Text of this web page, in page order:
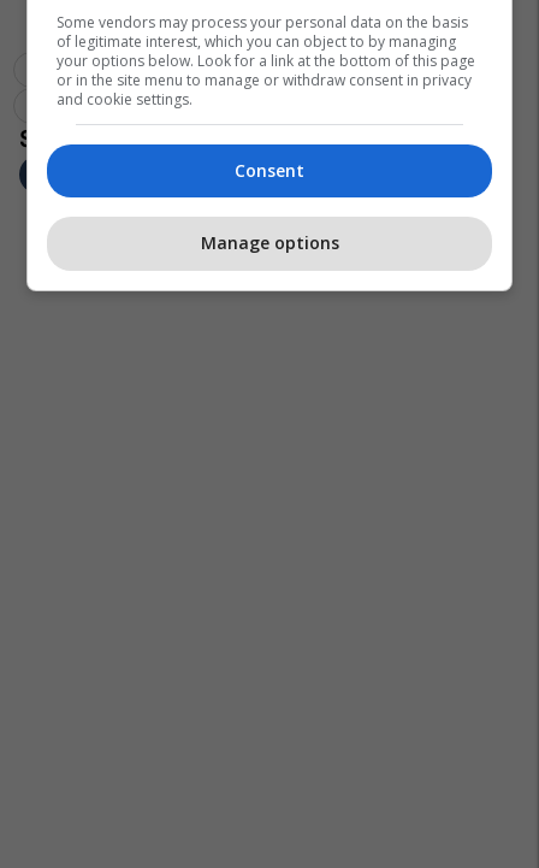
Emmanuel Egbo Superliga E Kosovës
Kf Drita
Kf Prishtina
Some vendors may process your personal data on the basis
of legitimate interest, which you can object to by managing
your options below. Look for a link at the bottom of this page
or in the site menu to manage or withdraw consent in privacy
and cookie settings.
Consent
Manage options